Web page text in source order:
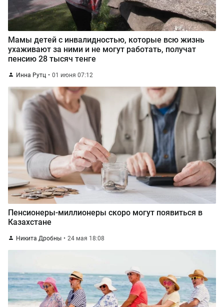
Мамы детей с инвалидностью, которые всю жизнь
ухаживают за ними и не могут работать, получат
пенсию 28 тысяч тенге
Инна Рутц 01 июня 07:12
Пенсионеры-миллионеры скоро могут появиться в
Казахстане
Никита Дробны 24 мая 18:08